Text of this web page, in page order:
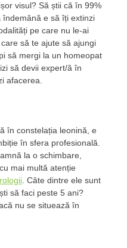
visul? Să știi că în 99%
e să îți extinzi
pe care nu le-ai
să te ajute să ajungi
să mergi la un homeopat
să devii expert/ă în
afacerea.
în constelația leonină, e
în sfera profesională.
la o schimbare,
mai multă atenție
. Câte dintre ele sunt
să faci peste 5 ani?
nu se situează în